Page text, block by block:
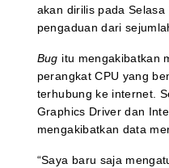
akan dirilis pada
pengaduan dari
Bug itu mengakibatkan
perangkat CPU yang
terhubung ke internet.
Graphics Driver dan
mengakibatkan data
“Saya baru saja